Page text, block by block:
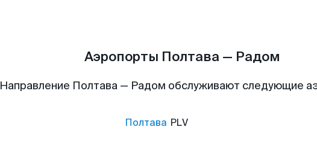
Аэропорты Полтава — Радом
Направление Полтава — Радом обслуживают следующие
Полтава PLV